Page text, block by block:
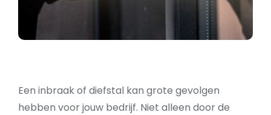
Een inbraak of diefstal kan grote gevolgen
hebben voor jouw bedrijf. Niet alleen door de